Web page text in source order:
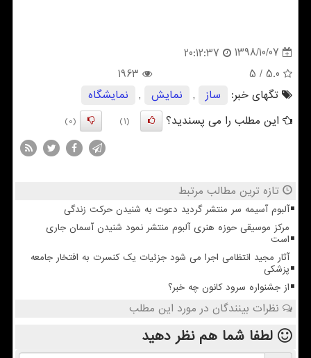
1398/10/07
20:12:37
5.0
/ 5
1963
تگهای خبر:
ساز , نمایش ,
نمایشگاه
این مطلب را می پسندید؟
(1)
(0)
تازه ترین مطالب مرتبط
آلبوم آسیمه سر منتشر گردید دعوت به شنیدن حرکت زندگی
مرکز موسیقی حوزه هنری آلبوم منتشر نمود شنیدن آسمان جاری
است
آثار مجید انتظامی اجرا می شود جزئیات یک کنسرت به افتخار جامعه
پزشکی
از جشنواره سرود کانون چه خبر؟
نظرات بینندگان در مورد این مطلب
لطفا شما همنظر دهید